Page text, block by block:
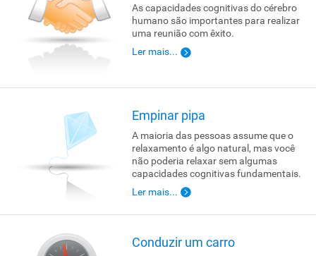
As capacidades cognitivas do cérebro
humano são importantes para realizar
uma reunião com êxito.
Ler mais...
Empinar pipa
A maioria das pessoas assume que o
relaxamento é algo natural, mas você
não poderia relaxar sem algumas
capacidades cognitivas fundamentais.
Ler mais...
Conduzir um carro